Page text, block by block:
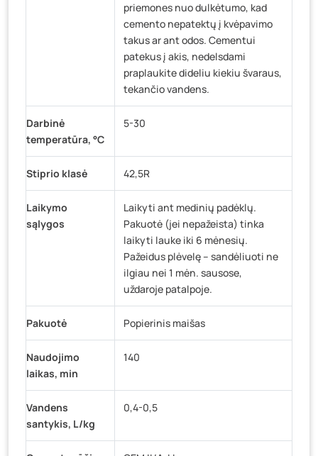
priemones nuo dulkėtumo, kad
cemento nepatektų į kvėpavimo
takus ar ant odos. Cementui
patekus į akis, nedelsdami
praplaukite dideliu kiekiu švaraus,
tekančio vandens.
Darbinė
temperatūra, °C
5-30
Stiprio klasė 42,5R
Laikymo
sąlygos
Laikyti ant medinių padėklų.
Pakuotė (jei nepažeista) tinka
laikyti lauke iki 6 mėnesių.
Pažeidus plėvelę – sandėliuoti ne
ilgiau nei 1 mėn. sausose,
uždaroje patalpoje.
Pakuotė Popierinis maišas
Naudojimo
laikas, min
140
Vandens
santykis, L/kg
0,4-0,5